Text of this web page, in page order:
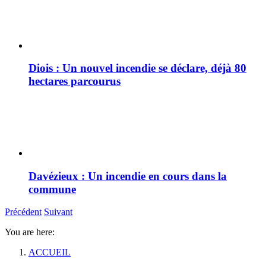
Diois : Un nouvel incendie se déclare, déjà 80
hectares parcourus
Davézieux : Un incendie en cours dans la
commune
Précédent Suivant
You are here:
ACCUEIL